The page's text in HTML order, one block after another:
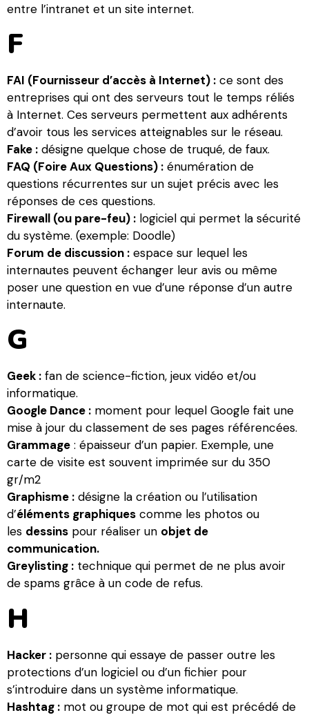
entre l’intranet et un site internet.
F
FAI (Fournisseur d’accès à Internet) : ce sont des
entreprises qui ont des serveurs tout le temps réliés
à Internet. Ces serveurs permettent aux adhérents
d’avoir tous les services atteignables sur le réseau.
Fake : désigne quelque chose de truqué, de faux.
FAQ (Foire Aux Questions) : énumération de
questions récurrentes sur un sujet précis avec les
réponses de ces questions.
Firewall (ou pare-feu) : logiciel qui permet la sécurité
du système. (exemple: Doodle)
Forum de discussion : espace sur lequel les
internautes peuvent échanger leur avis ou même
poser une question en vue d’une réponse d’un autre
internaute.
G
Geek : fan de science-fiction, jeux vidéo et/ou
informatique.
Google Dance : moment pour lequel Google fait une
mise à jour du classement de ses pages référencées.
Grammage : épaisseur d’un papier. Exemple, une
carte de visite est souvent imprimée sur du 350
gr/m2
Graphisme : désigne la création ou l’utilisation
d’éléments graphiques comme les photos ou
les dessins pour réaliser un objet de
communication.
Greylisting : technique qui permet de ne plus avoir
de spams grâce à un code de refus.
H
Hacker : personne qui essaye de passer outre les
protections d’un logiciel ou d’un fichier pour
s’introduire dans un système informatique.
Hashtag : mot ou groupe de mot qui est précédé de